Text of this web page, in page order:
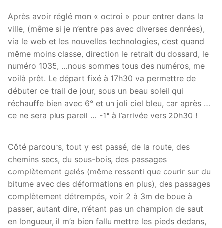
Après avoir réglé mon « octroi » pour entrer dans la
ville, (même si je n’entre pas avec diverses denrées),
via le web et les nouvelles technologies, c’est quand
même moins classe, direction le retrait du dossard, le
numéro 1035, …nous sommes tous des numéros, me
voilà prêt. Le départ fixé à 17h30 va permettre de
débuter ce trail de jour, sous un beau soleil qui
réchauffe bien avec 6° et un joli ciel bleu, car après …
ce ne sera plus pareil … -1° à l’arrivée vers 20h30 !
Côté parcours, tout y est passé, de la route, des
chemins secs, du sous-bois, des passages
complètement gelés (même ressenti que courir sur du
bitume avec des déformations en plus), des passages
complètement détrempés, voir 2 à 3m de boue à
passer, autant dire, n’étant pas un champion de saut
en longueur, il m’a bien fallu mettre les pieds dedans,